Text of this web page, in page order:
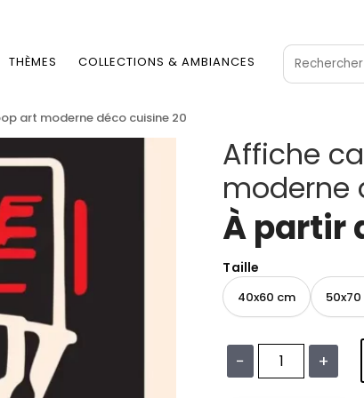
THÈMES COLLECTIONS & AMBIANCES
art moderne déco cuisine 20
Affiche
moderne
À partir
Taille
40x60 cm
− +